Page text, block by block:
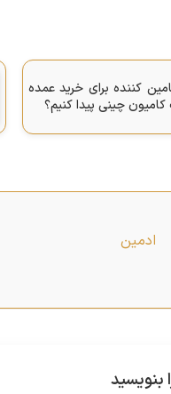
کننده برای خرید عمده
چینی پیدا کنیم؟
ادمین
بنویسید